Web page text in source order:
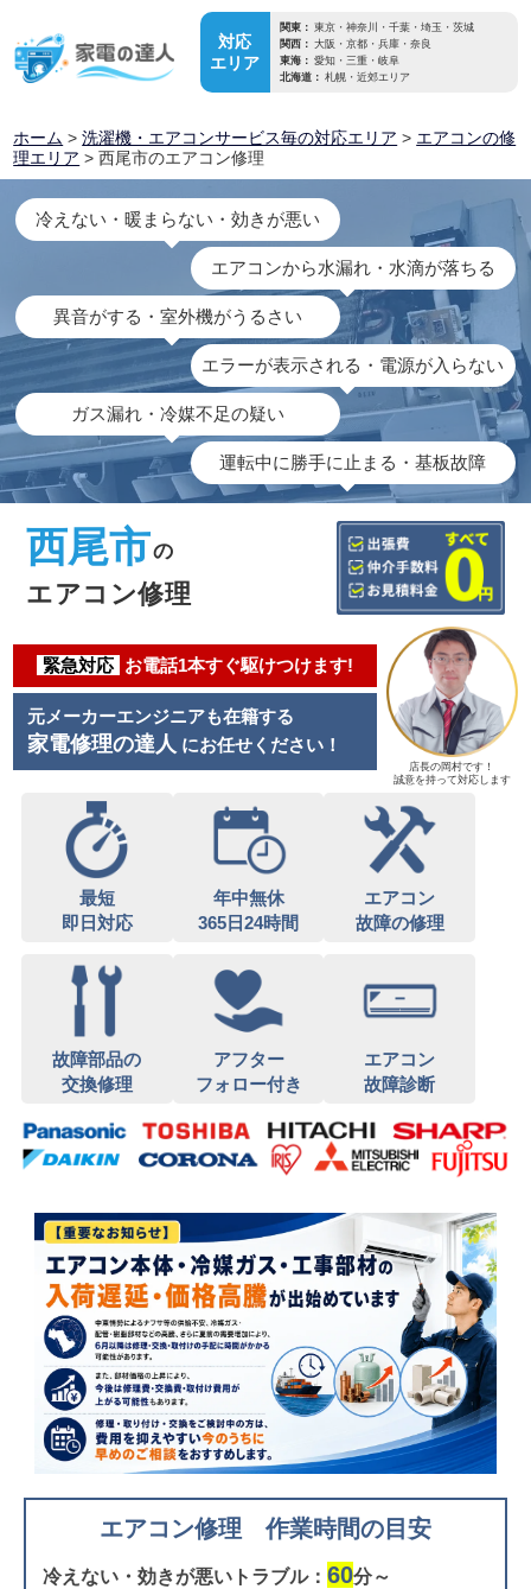
対応
エリア
関東： 東京・神奈川・千葉・埼玉・茨城
関西： 大阪・京都・兵庫・奈良
東海： 愛知・三重・岐阜
北海道： 札幌・近郊エリア
ホーム >洗濯機・エアコンサービス毎の対応エリア > エアコンの修
理エリア > 西尾市のエアコン修理
冷えない・暖まらない・効きが悪い
エアコンから水漏れ・水滴が落ちる
異音がする・室外機がうるさい
エラーが表示される・電源が入らない
ガス漏れ・冷媒不足の疑い
運転中に勝手に止まる・基板故障
西尾市の
エアコン修理
緊急対応 お電話1本すぐ駆けつけます!
元メーカーエンジニアも在籍する
家電修理の達人 にお任せください！
店長の岡村です！
誠意を持って対応します
最短
即日対応
年中無休
365日24時間
エアコン
故障の修理
故障部品の
交換修理
アフター
フォロー付き
エアコン
故障診断
エアコン修理 作業時間の目安
冷えない・効きが悪いトラブル： 60分～